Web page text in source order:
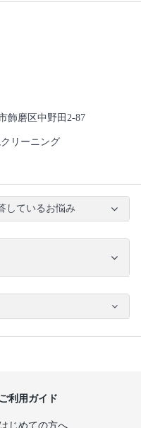
飾磨区中野田2-87
リーニング
しているお悩み
ご利用ガイド
はじめての方へ